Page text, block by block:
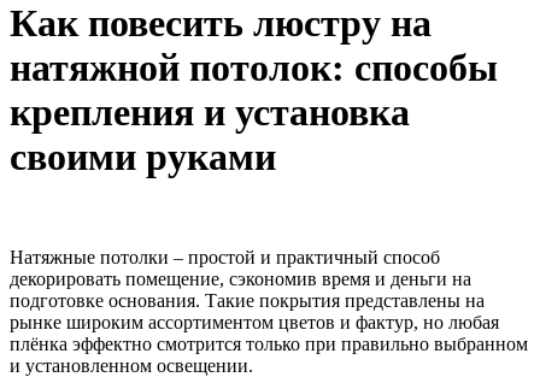
Как повесить люстру на
натяжной потолок: способы
крепления и установка
своими руками
Натяжные потолки – простой и практичный способ
декорировать помещение, сэкономив время и деньги на
подготовке основания. Такие покрытия представлены на
рынке широким ассортиментом цветов и фактур, но любая
плёнка эффектно смотрится только при правильно выбранном
и установленном освещении.